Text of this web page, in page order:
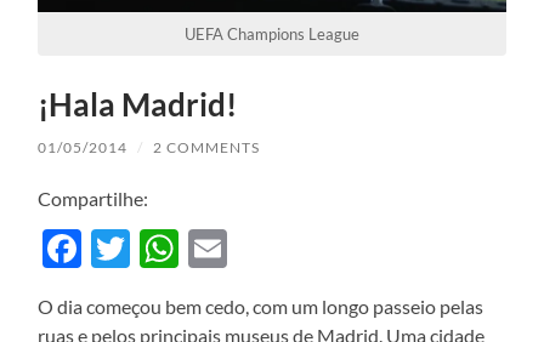
UEFA Champions League
¡Hala Madrid!
01/05/2014 / 2 COMMENTS
Compartilhe:
Facebook
TwitterWhatsApp
O dia começou bem cedo, com um longo passeio pelas
ruas e pelos principais museus de Madrid. Uma cidade